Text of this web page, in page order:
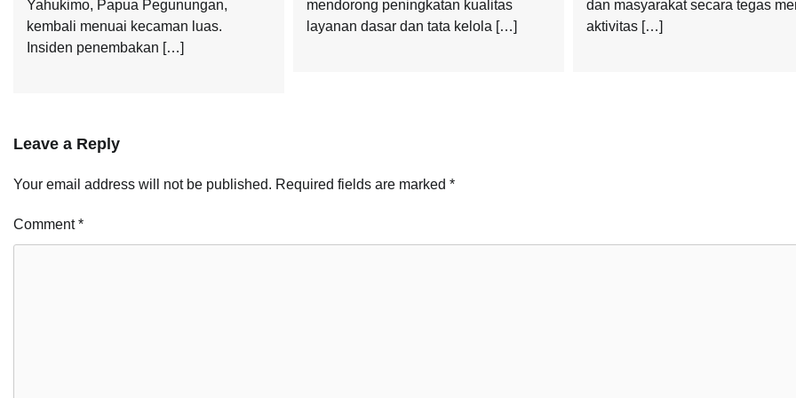
Yahukimo, Papua Pegunungan,
kembali menuai kecaman luas.
Insiden penembakan […]
mendorong peningkatan kualitas
layanan dasar dan tata kelola […]
dan masyarakat secara tegas
aktivitas […]
Leave a Reply
Your email address will not be published. Required fields are marked *
Comment*